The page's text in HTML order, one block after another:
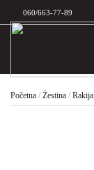
060/663-77-89
Početna / Žestina / Rakija